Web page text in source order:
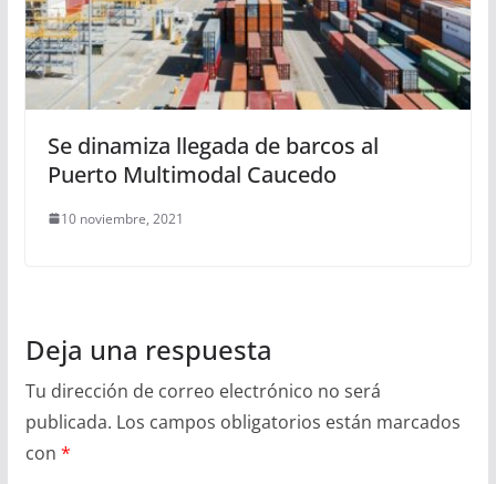
Se dinamiza llegada de barcos al
Puerto Multimodal Caucedo
10 noviembre, 2021
Deja una respuesta
Tu dirección de correo electrónico no será
publicada. Los campos obligatorios están marcados
con *